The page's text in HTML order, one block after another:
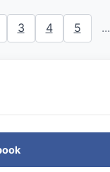
3 4 5 ...